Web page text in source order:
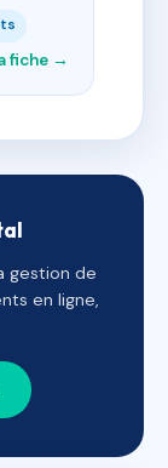
fiche →
gestion de
en ligne,